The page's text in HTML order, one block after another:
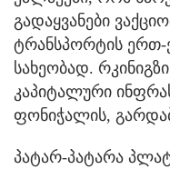
გადაყვანები
ტრანსპორტის ერთ-
სახეობად.
კაპიტალური
ფონიჭალის,
პატარ-პატარა